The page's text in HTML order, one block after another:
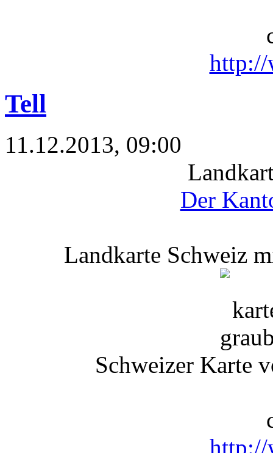
http://
Tell
11.12.2013, 09:00
Der
Landkarte Schweiz
Schweizer Karte
http://